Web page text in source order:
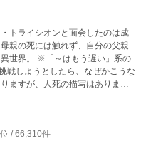
トライシオンと面会したのは成
親の死には触れず、自分の父親
戦しようとしたら、なぜかこうな
ますが、人死の描写はありませ
読みくださいませ<(_ _)>
位 / 66,310件